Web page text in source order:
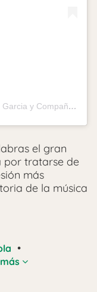
Una publicación compartida por Manolo Garcia y Compañía (@manologarciaycia)
el gran
por tratarse de
más
de la música
•